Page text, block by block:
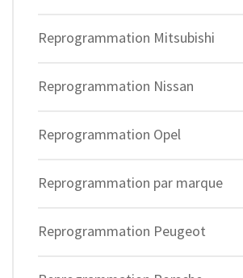
Reprogrammation Mitsubishi
Reprogrammation Nissan
Reprogrammation Opel
Reprogrammation par marque
Reprogrammation Peugeot